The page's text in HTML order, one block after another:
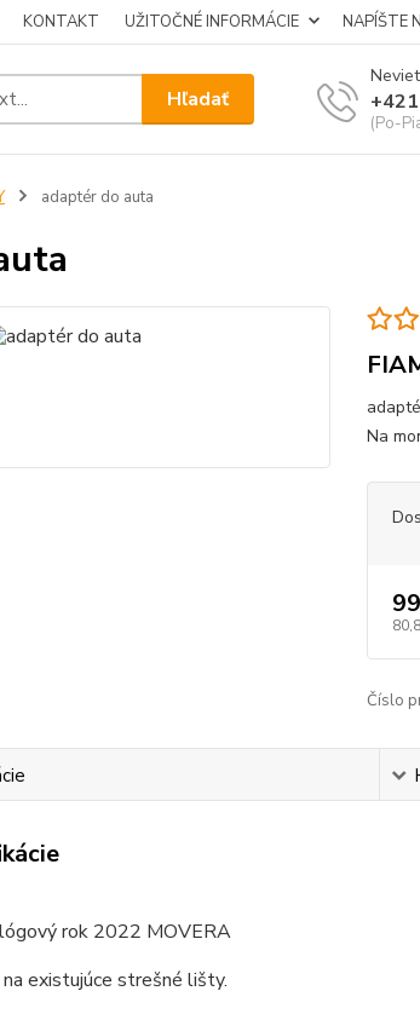
KONTAKT UŽITOČNÉ INFORMÁCIE NAPÍŠTE
Hľadať
(Po-
adaptér do auta
Na
Číslo
rok 2022 MOVERA
existujúce strešné lišty.